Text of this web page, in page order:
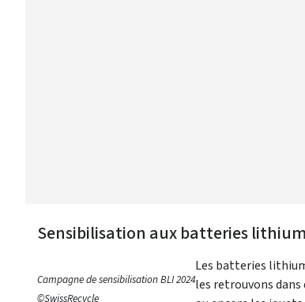
Sensibilisation aux batteries
Campagne de sensibilisation BLI 2024
©SwissRecycle
Les batteries
les retrouvons